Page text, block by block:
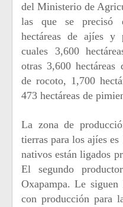
del Ministerio de
las que se precisó
hectáreas de ajíes
cuales 3,600
otras 3,600 hectáreas
de rocoto, 1,700
473 hectáreas de
La zona de
tierras para los ajíes
nativos están ligados
El segundo
Oxapampa. Le
con producción para